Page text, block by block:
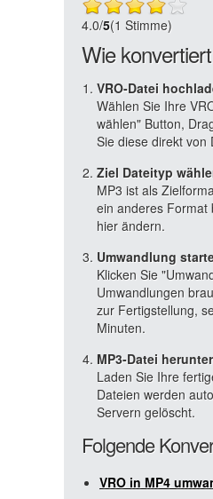
4.0/5(1 Stimme)
Wie
VRO-Datei
Wählen Sie Ihre
wählen" Button,
Sie diese direkt von
Ziel Dateityp
MP3 ist als
ein anderes Format
hier ändern.
Umwandlung
Klicken Sie
Umwandlungen
zur Fertigstellung,
Minuten.
MP3-Datei
Laden Sie Ihre
Dateien werden
Servern gelöscht.
Folgende
VRO in MP4